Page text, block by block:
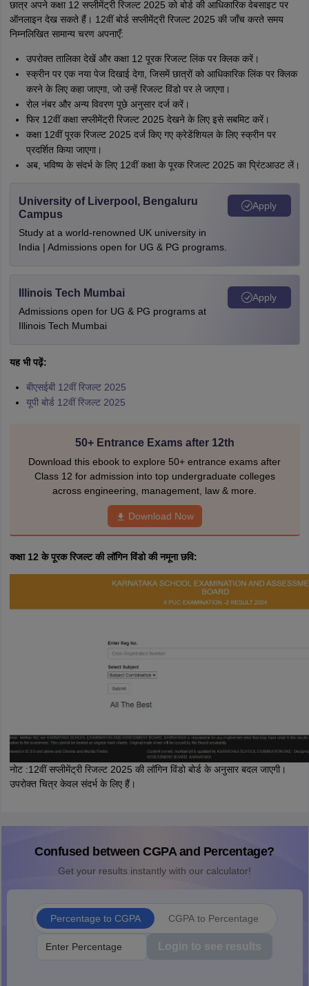
छात्र अपने कक्षा 12 सप्लीमेंट्री रिजल्ट 2025 को बोर्ड की आधिकारिक वेबसाइट पर
ऑनलाइन देख सकते हैं। 12वीं बोर्ड सप्लीमेंट्री रिजल्ट 2025 की जाँच करते समय
निम्नलिखित सामान्य चरण अपनाएँ:
उपरोक्त तालिका देखें और कक्षा 12 पूरक रिजल्ट लिंक पर क्लिक करें।
स्क्रीन पर एक नया पेज दिखाई देगा, जिसमें छात्रों को आधिकारिक लिंक पर क्लिक
करने के लिए कहा जाएगा, जो उन्हें रिजल्ट विंडो पर ले जाएगा।
रोल नंबर और अन्य विवरण पूछे अनुसार दर्ज करें।
फिर 12वीं कक्षा सप्लीमेंट्री रिजल्ट 2025 देखने के लिए इसे सबमिट करें।
कक्षा 12वीं पूरक रिजल्ट 2025 दर्ज किए गए क्रेडेंशियल के लिए स्क्रीन पर
प्रदर्शित किया जाएगा।
अब, भविष्य के संदर्भ के लिए 12वीं कक्षा के पूरक रिजल्ट 2025 का प्रिंटआउट लें।
University of Liverpool, Bengaluru
Campus
Study at a world-renowned UK university in
India | Admissions open for UG & PG programs.
Apply
Illinois Tech Mumbai
Admissions open for UG & PG programs at
Illinois Tech Mumbai
Apply
यह भी पढ़ें:
बीएसईबी 12वीं रिजल्ट 2025
यूपी बोर्ड 12वीं रिजल्ट 2025
50+ Entrance Exams after 12th
Download this ebook to explore 50+ entrance exams after
Class 12 for admission into top undergraduate colleges
across engineering, management, law & more.
Download Now
कक्षा 12 के पूरक रिजल्ट की लॉगिन विंडो की नमूना छवि:
नोट :12वीं सप्लीमेंट्री रिजल्ट 2025 की लॉगिन विंडो बोर्ड के अनुसार बदल जाएगी।
उपरोक्त चित्र केवल संदर्भ के लिए हैं।
Confused between CGPA and Percentage?
Get your results instantly with our calculator!
Percentage to CGPA CGPA to Percentage
Login to see results